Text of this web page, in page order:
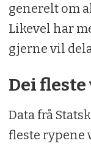
generelt om
Likevel har
gjerne vil
Dei
Data frå
fleste rypene